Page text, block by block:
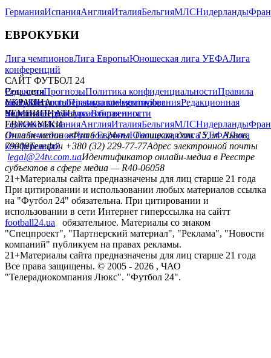
ГерманияИспанияАнглияИталияБельгияМЛСНидерланды
ЕВРОКУБКИ
Лига чемпионовЛига ЕвропыЮношеская лига УЕФАЛига
конференций
САЙТ ФУТБОЛ 24
РедакцияПрогнозыПолитика конфиденциальностиПравила
сайтуКонтактыПравила комментированияРедакционная
политикаСтруктура собственности
Соц. сети
facebookxyoutubeinstagramtelegramviber
УКРАИНА
УкраинаПервая лигаВторая лига
ЧЕМПИОНАТЫ
ГерманияИспанияАнглияИталияБельгияМЛСНидерланды
ЕВРОКУБКИ
Лига чемпионовЛига ЕвропыЮношеская лига УЕФАЛига
конференций
Онлайн-медиа «Футбол 24»пл. Галицкая, дом. 15, м. Львов,
79008Телефон +380 (32) 229-77-77Адрес электронной почты
legal@24tv.com.uaИдентификатор онлайн-медиа в Реестре
субъектов в сфере медиа — R40-06058
21+Материалы сайта предназначены для лиц старше 21 года
При цитировании и использовании любых материалов ссылка
на "Футбол 24" обязательна. При цитировании и
использовании в сети Интернет гиперссылка на сайтт
football24.ua
обязательное. Материалы со знаком
"Спецпроект", "Партнерский материал", "Реклама", "Новости
компаний" публикуем на правах рекламы.
21+Материалы сайта предназначены для лиц старше 21 года
Все права защищены. © 2005 - 2026 , ЧАО
"Телерадиокомпания Люкс". "Футбол 24".